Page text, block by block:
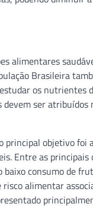
alimentares
Brasileira
os nutrientes
devem ser atribuídos
principal objetivo foi
Entre as principais
consumo de
alimentar